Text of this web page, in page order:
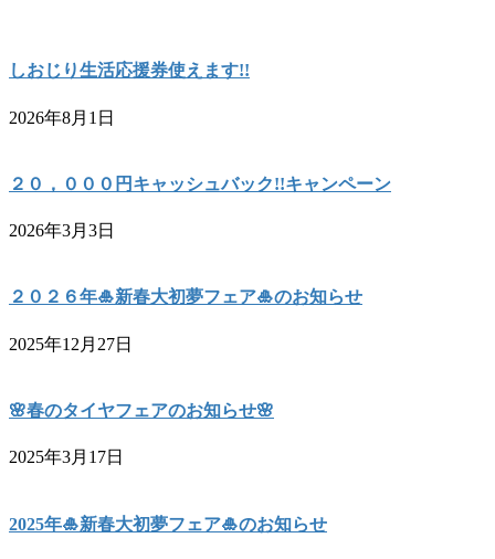
しおじり生活応援券使えます!!
2026年8月1日
２０，０００円キャッシュバック!!キャンペーン
2026年3月3日
２０２６年🎍新春大初夢フェア🎍のお知らせ
2025年12月27日
🌸春のタイヤフェアのお知らせ🌸
2025年3月17日
2025年🎍新春大初夢フェア🎍のお知らせ